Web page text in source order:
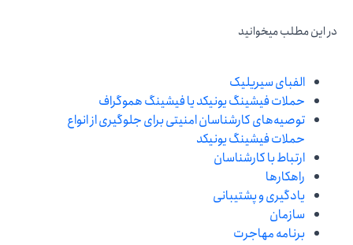
در این مطلب میخوانید
الفبای سیریلیک
حملات فیشینگ یونیکد یا فیشینگ هموگراف
توصیه‌های کارشناسان امنیتی برای جلوگیری از انواع
حملات فیشینگ یونیکد
ارتباط با کارشناسان
راهکارها
یادگیری و پشتیبانی
سازمان
برنامه مهاجرت